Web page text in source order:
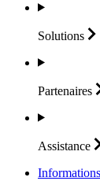
Solutions
Partenaires
Assistance